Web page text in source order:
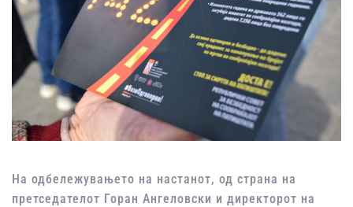
На одбележувањето на настанот, од страна на
претседателот Горан Ангеловски и директорот на